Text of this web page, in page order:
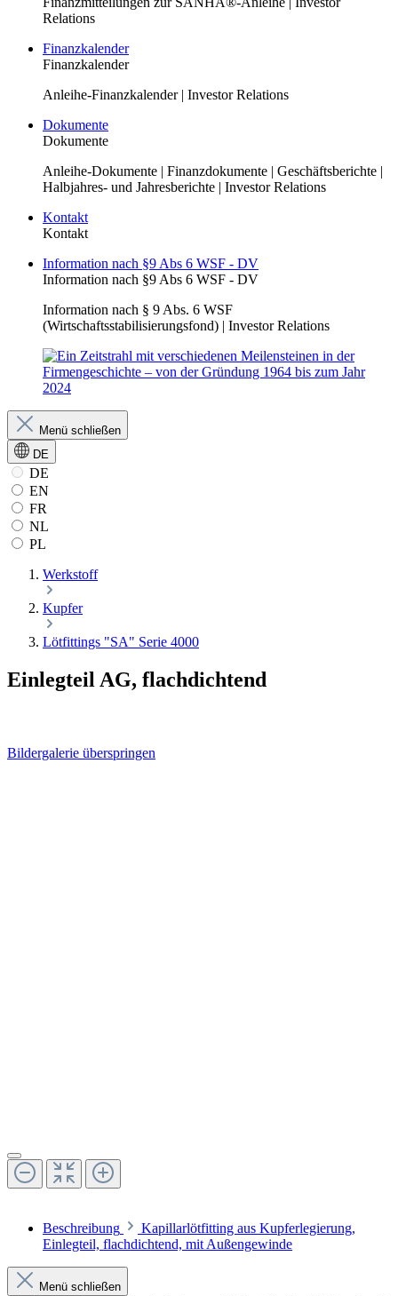
Relations
Finanzkalender
Finanzkalender
Anleihe-Finanzkalender | Investor Relations
Dokumente
Dokumente
Anleihe-Dokumente | Finanzdokumente | Geschäftsberichte |
Halbjahres- und Jahresberichte | Investor Relations
Kontakt
Kontakt
Information nach §9 Abs 6 WSF - DV
Information nach §9 Abs 6 WSF - DV
Information nach § 9 Abs. 6 WSF
(Wirtschaftsstabilisierungsfond) | Investor Relations
Menü schließen
DE
DE
EN
FR
NL
PL
Werkstoff
Kupfer
Lötfittings "SA" Serie 4000
Einlegteil AG, flachdichtend
Bildergalerie überspringen
Beschreibung
Kapillarlötfitting aus Kupferlegierung,
Einlegteil, flachdichtend, mit Außengewinde
Menü schließen